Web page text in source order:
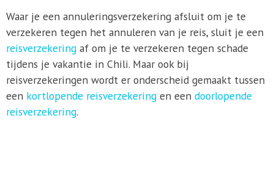
Waar je een annuleringsverzekering afsluit om je te
verzekeren tegen het annuleren van je reis, sluit je een
reisverzekeringaf om je te verzekeren tegen schade
tijdens je vakantie in Chili. Maar ook bij
reisverzekeringen wordt er onderscheid gemaakt tussen
een kortlopende reisverzekeringen een doorlopende
reisverzekering.